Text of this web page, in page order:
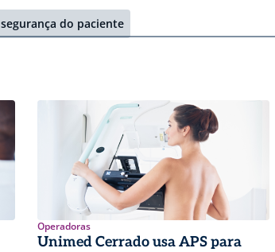
segurança do paciente
Operadoras
Unimed Cerrado usa APS para